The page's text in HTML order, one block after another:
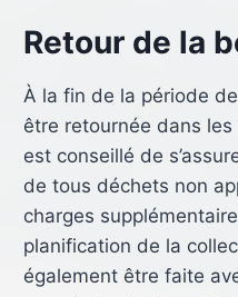
Retour de la
À la fin de la période
être retournée dans
est conseillé de
de tous déchets non
charges
planification de la
également être faite